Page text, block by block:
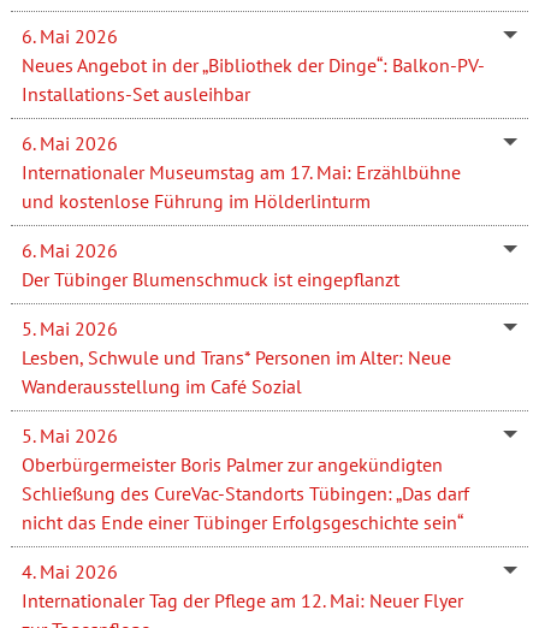
6. Mai 2026
Neues Angebot in der „Bibliothek der Dinge“: Balkon-PV-
Installations-Set ausleihbar
6. Mai 2026
Internationaler Museumstag am 17. Mai: Erzählbühne
und kostenlose Führung im Hölderlinturm
6. Mai 2026
Der Tübinger Blumenschmuck ist eingepflanzt
5. Mai 2026
Lesben, Schwule und Trans* Personen im Alter: Neue
Wanderausstellung im Café Sozial
5. Mai 2026
Oberbürgermeister Boris Palmer zur angekündigten
Schließung des CureVac-Standorts Tübingen: „Das darf
nicht das Ende einer Tübinger Erfolgsgeschichte sein“
4. Mai 2026
Internationaler Tag der Pflege am 12. Mai: Neuer Flyer